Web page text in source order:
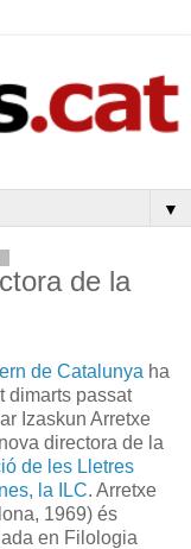
▼
de la
de Catalunya ha
dimarts passat
Izaskun Arretxe
directora de la
de les Lletres
la ILC. Arretxe
1969) és
en Filologia